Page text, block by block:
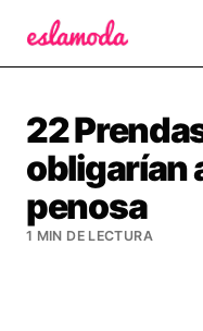
22
obligarían
penosa
1 MIN DE LECTURA